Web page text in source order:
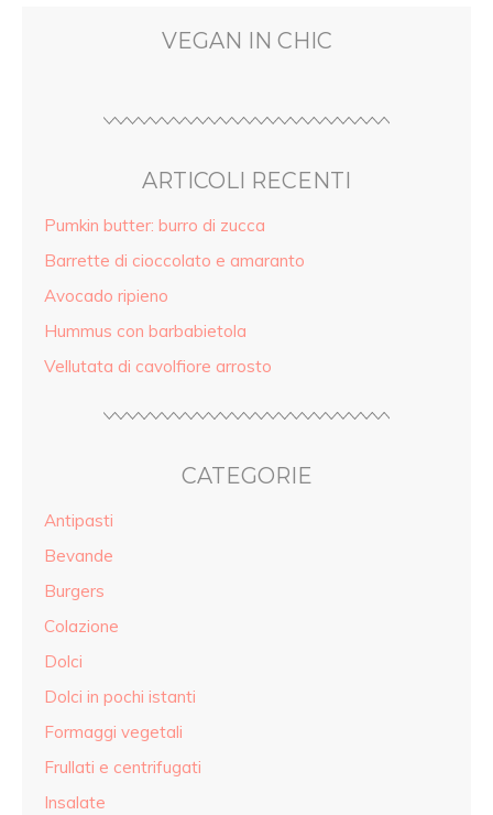
VEGAN IN CHIC
ARTICOLI RECENTI
Pumkin butter: burro di zucca
Barrette di cioccolato e amaranto
Avocado ripieno
Hummus con barbabietola
Vellutata di cavolfiore arrosto
CATEGORIE
Antipasti
Bevande
Burgers
Colazione
Dolci
Dolci in pochi istanti
Formaggi vegetali
Frullati e centrifugati
Insalate